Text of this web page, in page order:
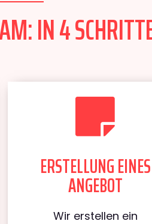
IN 4
ERSTELLUNG EINES
ANGEBOT
Wir erstellen ein